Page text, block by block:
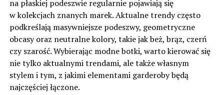
na płaskiej podeszwie regularnie pojawiają się
w kolekcjach znanych marek. Aktualne trendy często
podkreślają masywniejsze podeszwy, geometryczne
obcasy oraz neutralne kolory, takie jak beż, brąz, czerń
czy szarość. Wybierając modne botki, warto kierować się
nie tylko aktualnymi trendami, ale także własnym
stylem i tym, z jakimi elementami garderoby będą
najczęściej łączone.